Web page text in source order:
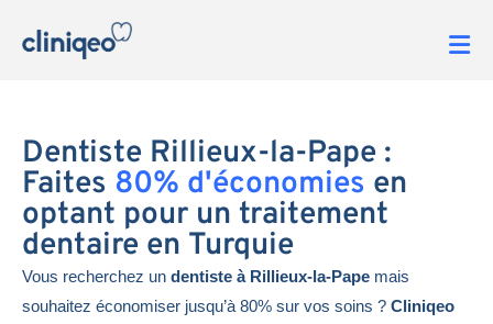
Dentiste Rillieux-la-Pape :
Faites 80% d'économies en
optant pour un traitement
dentaire en Turquie
Vous recherchez un dentiste à Rillieux-la-Pape mais
souhaitez économiser jusqu’à 80% sur vos soins ? Cliniqeo